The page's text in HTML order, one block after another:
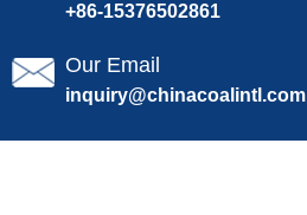
+86-15376502861
Our Email
inquiry@chinacoalintl.com